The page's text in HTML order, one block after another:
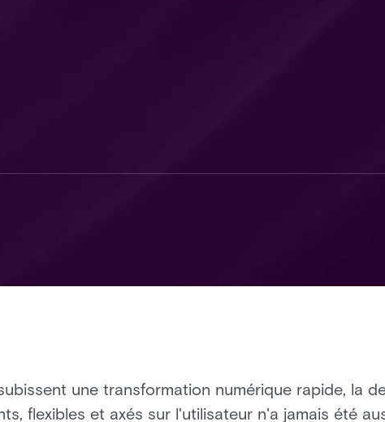
une transformation numérique rapide, la
flexibles et axés sur l'utilisateur n'a jamais été